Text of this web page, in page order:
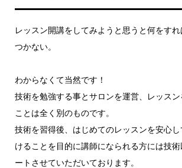
レッスン開講をしてみようと思うと何をす
つかない。
わからなくて当然です！
技術を勉強する事とサロンを運営、レッスン
ことは全く別のものです。
技術を習得後、はじめてのレッスンを安心
けることを目的に講師になられる方には技
ートさせていただいております。